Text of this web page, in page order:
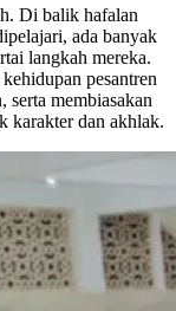
Di balik hafalan
ada banyak
langkah mereka.
pesantren
serta membiasakan
karakter dan akhlak.